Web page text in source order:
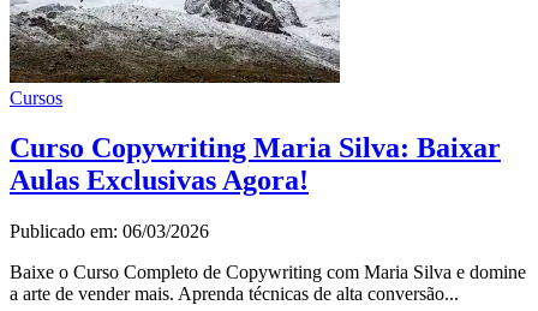
Cursos
Curso Copywriting Maria Silva: Baixar
Aulas Exclusivas Agora!
Publicado em: 06/03/2026
Baixe o Curso Completo de Copywriting com Maria Silva e domine
a arte de vender mais. Aprenda técnicas de alta conversão...